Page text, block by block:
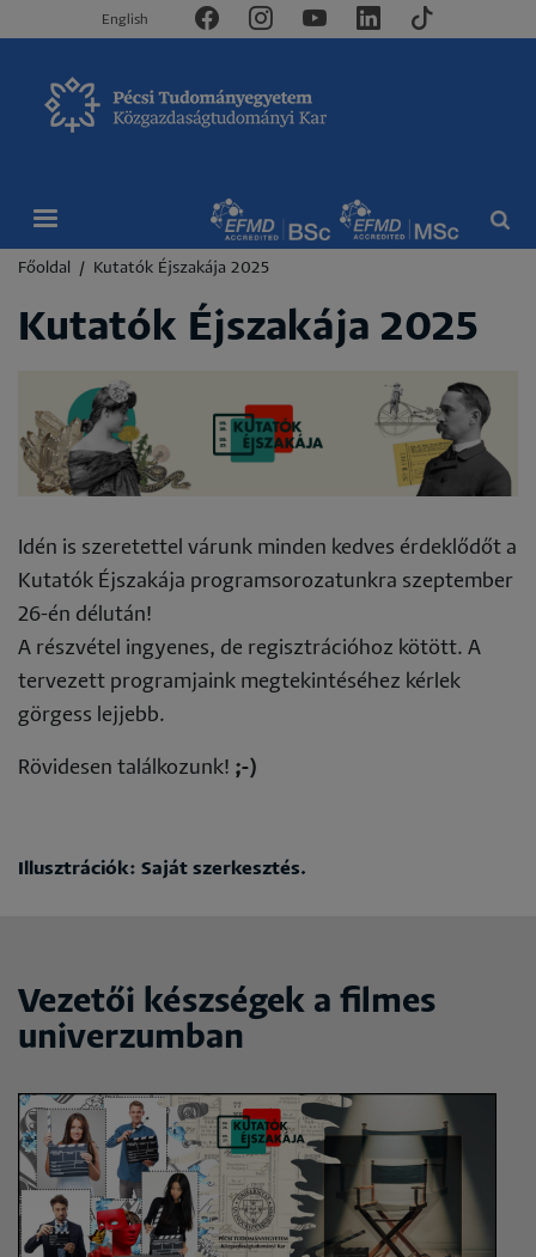
English
Morzsa
Főoldal Kutatók Éjszakája 2025
Kutatók Éjszakája 2025
Idén is szeretettel várunk minden kedves érdeklődőt a
Kutatók Éjszakája programsorozatunkra szeptember
26-én délután!
A részvétel ingyenes, de regisztrációhoz kötött. A
tervezett programjaink megtekintéséhez kérlek
görgess lejjebb.
Rövidesen találkozunk! ;-)
Illusztrációk: Saját szerkesztés.
Vezetői készségek a filmes
univerzumban